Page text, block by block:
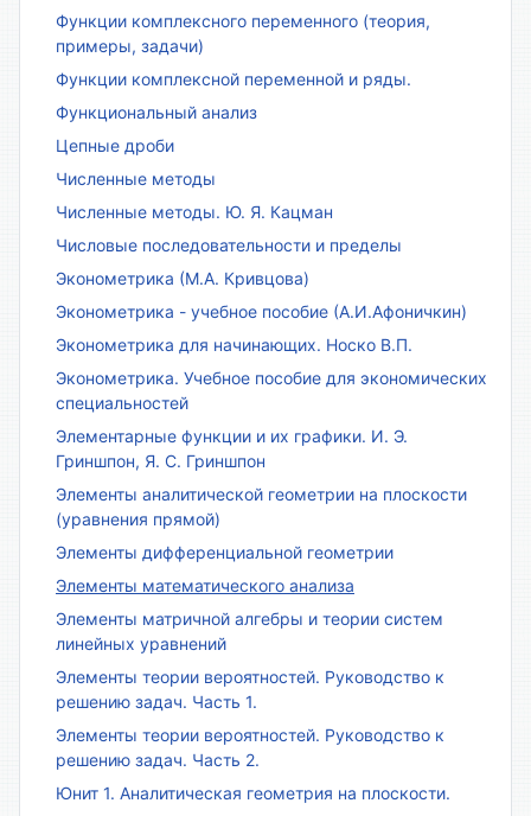
Функции комплексного переменного (теория,
примеры, задачи)
Функции комплексной переменной и ряды.
Функциональный анализ
Цепные дроби
Численные методы
Численные методы. Ю. Я. Кацман
Числовые последовательности и пределы
Эконометрика (М.А. Кривцова)
Эконометрика - учебное пособие (А.И.Афоничкин)
Эконометрика для начинающих. Носко В.П.
Эконометрика. Учебное пособие для экономических
специальностей
Элементарные функции и их графики. И. Э.
Гриншпон, Я. С. Гриншпон
Элементы аналитической геометрии на плоскости
(уравнения прямой)
Элементы дифференциальной геометрии
Элементы математического анализа
Элементы матричной алгебры и теории систем
линейных уравнений
Элементы теории вероятностей. Руководство к
решению задач. Часть 1.
Элементы теории вероятностей. Руководство к
решению задач. Часть 2.
Юнит 1. Аналитическая геометрия на плоскости.